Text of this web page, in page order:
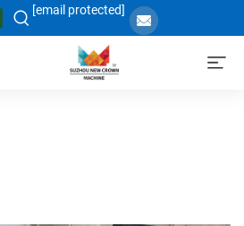
[email protected]